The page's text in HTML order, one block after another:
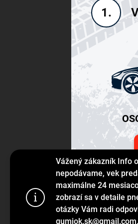
Vážený zákazník Info
nepodávame, vek
maximálne 24
zobrazí sa v detaile
otázky Vám radi
1.